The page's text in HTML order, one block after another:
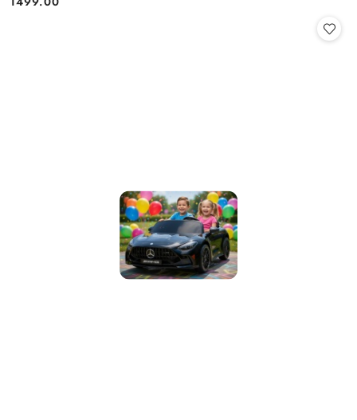
Cena: